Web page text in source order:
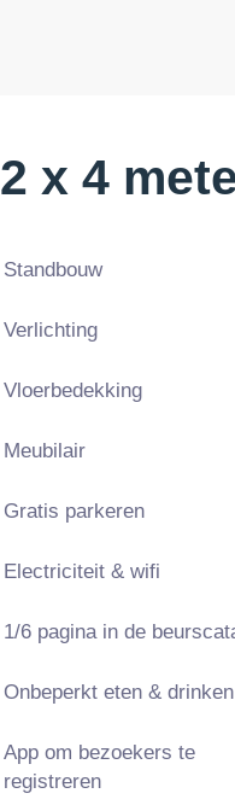
2 x 4
Standbouw
Verlichting
Vloerbedekking
Meubilair
Gratis parkeren
Electriciteit & wifi
1/6 pagina in de
Onbeperkt eten & drinken
App om bezoekers te
registreren